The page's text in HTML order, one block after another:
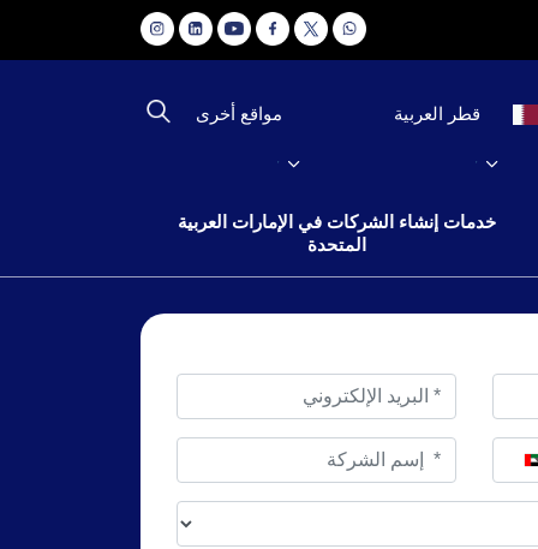
قطر العربية مواقع أخرى
خدمات إنشاء الشركات في الإمارات العربية
المتحدة